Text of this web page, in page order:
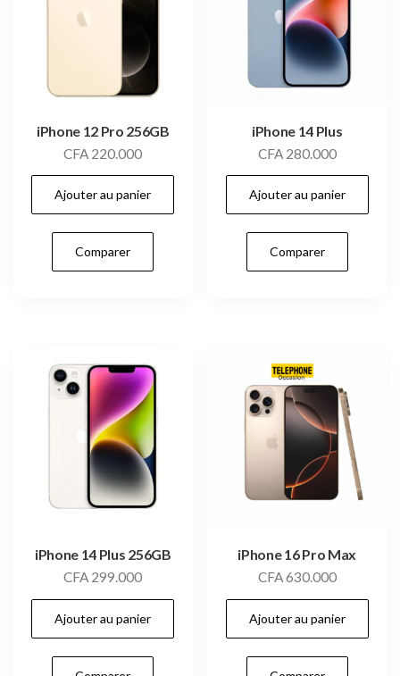
iPhone 12 Pro 256GB
CFA 220.000
Ajouter au panier
Comparer
iPhone 14 Plus
CFA280.000
Ajouter au panier
Comparer
iPhone 14 Plus 256GB
CFA 299.000
Ajouter au panier
iPhone 16 Pro Max
CFA630.000
Ajouter au panier